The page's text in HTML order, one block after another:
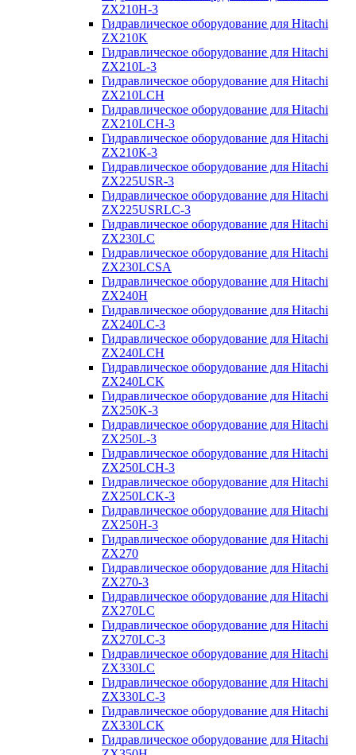
ZX210H-3
Гидравлическое оборудование для Hitachi
ZX210K
Гидравлическое оборудование для Hitachi
ZX210L-3
Гидравлическое оборудование для Hitachi
ZX210LCH
Гидравлическое оборудование для Hitachi
ZX210LCH-3
Гидравлическое оборудование для Hitachi
ZX210К-3
Гидравлическое оборудование для Hitachi
ZX225USR-3
Гидравлическое оборудование для Hitachi
ZX225USRLC-3
Гидравлическое оборудование для Hitachi
ZX230LC
Гидравлическое оборудование для Hitachi
ZX230LCSA
Гидравлическое оборудование для Hitachi
ZX240H
Гидравлическое оборудование для Hitachi
ZX240LC-3
Гидравлическое оборудование для Hitachi
ZX240LCH
Гидравлическое оборудование для Hitachi
ZX240LCK
Гидравлическое оборудование для Hitachi
ZX250K-3
Гидравлическое оборудование для Hitachi
ZX250L-3
Гидравлическое оборудование для Hitachi
ZX250LCH-3
Гидравлическое оборудование для Hitachi
ZX250LCK-3
Гидравлическое оборудование для Hitachi
ZX250Н-3
Гидравлическое оборудование для Hitachi
ZX270
Гидравлическое оборудование для Hitachi
ZX270-3
Гидравлическое оборудование для Hitachi
ZX270LC
Гидравлическое оборудование для Hitachi
ZX270LC-3
Гидравлическое оборудование для Hitachi
ZX330LC
Гидравлическое оборудование для Hitachi
ZX330LC-3
Гидравлическое оборудование для Hitachi
ZX330LCK
Гидравлическое оборудование для Hitachi